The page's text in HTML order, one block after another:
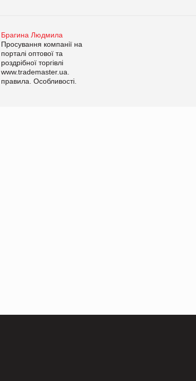
Брагина Людмила
Просування компанії на
порталі оптової та
роздрібної торгівлі
www.trademaster.ua.
правила. Особливості.